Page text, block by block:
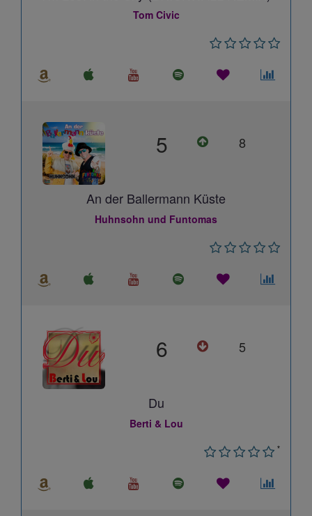
Tom Civic
5 8
An der Ballermann Küste
Huhnsohn und Funtomas
6 5
Du
Berti & Lou
*